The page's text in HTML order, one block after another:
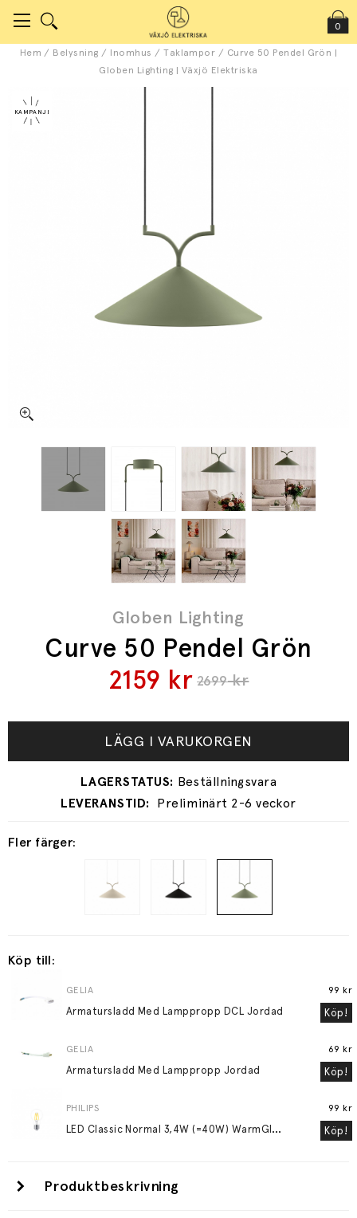
0
Hem / Belysning / Inomhus /Taklampor / Curve 50 Pendel Grön |
Globen Lighting | Växjö Elektriska
Globen Lighting
Curve 50 Pendel Grön
2699kr
2159 kr
Fler färger:
LÄGG I VARUKORGEN
Preliminärt 2-6 veckor
Köp till:
GELIA
Armatursladd Med Lamppropp DCL Jordad
99 kr
Köp!
GELIA
Armatursladd Med Lamppropp Jordad
69 kr
Köp!
PHILIPS
L
ED Classic Normal 3,4W (=40W) WarmGlow E27
99 kr
Köp!
Produktbeskrivning